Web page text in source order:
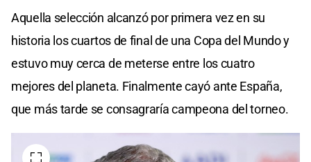
Aquella selección alcanzó por primera vez en su
historia los cuartos de final de una Copa del Mundo y
estuvo muy cerca de meterse entre los cuatro
mejores del planeta. Finalmente cayó ante España,
que más tarde se consagraría campeona del torneo.